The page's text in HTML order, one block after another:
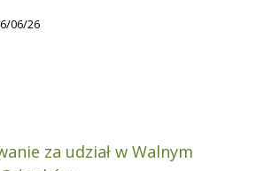
06/26
za udział w Walnym